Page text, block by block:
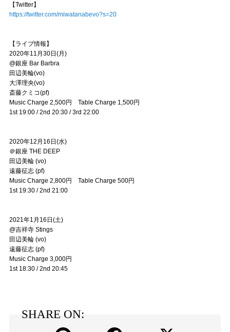
【Twitter】
https://twitter.com/miwatanabevo?s=20
【ライブ情報】
2020年11月30日(月)
@銀座 Bar Barbra
田辺美輪(vo)
大澤理央(vo)
斎藤クミコ(pf)
Music Charge 2,500円 Table Charge 1,500円
1st 19:00 / 2nd 20:30 / 3rd 22:00
2020年12月16日(水)
＠銀座 THE DEEP
田辺美輪 (vo)
遠藤征志 (pf)
Music Charge 2,800円 Table Charge 500円
1st 19:30 / 2nd 21:00
2021年1月16日(土)
@吉祥寺 Stings
田辺美輪 (vo)
遠藤征志 (pf)
Music Charge 3,000円
1st 18:30 / 2nd 20:45
SHARE ON: